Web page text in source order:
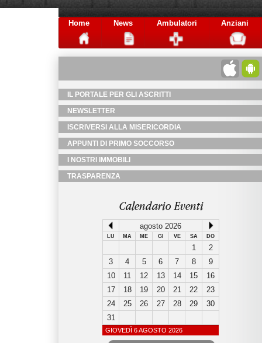
Home News Ambulatori Anziani
IL PORTALE PER GLI ASCRITTI
NEWSLETTER
ISCRIVERSI ALLA MISERICORDIA
APPUNTI DI PRIMO SOCCORSO
I NOSTRI IMMOBILI
TRASPARENZA
Calendario Eventi
agosto 2026
LU MA ME GI VE SA DO
1
2
3
4 5 6 7 8
9
10
11 12 13 14 15
16
17
18 19 20 21 22
23
24
25 26 27 28 29
30
31
GIOVEDÌ 6 AGOSTO 2026